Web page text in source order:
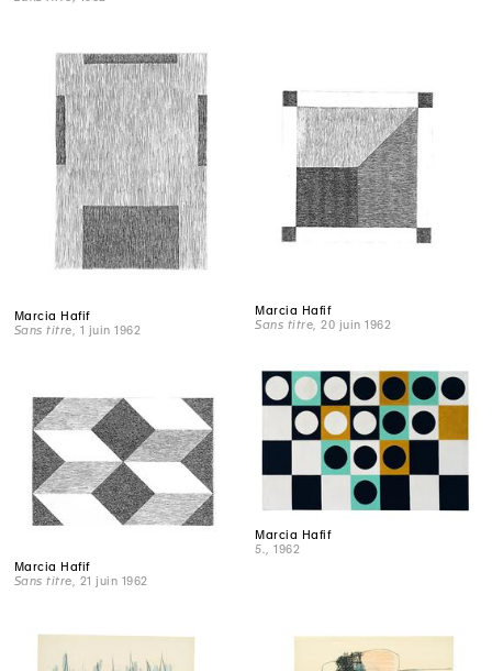
Marcia Hafif
Sans titre , 1 juin 1962
Marcia Hafif
Sans titre , 20 juin 1962
Marcia Hafif
Sans titre , 21 juin 1962
Marcia Hafif
5.
, 1962